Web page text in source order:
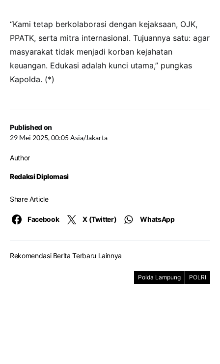
Published on
29 Mei 2025, 00:05 Asia/Jakarta
Author
Redaksi Diplomasi
Share Article
Facebook X (Twitter) WhatsApp
“Kami tetap berkolaborasi dengan kejaksaan, OJK,
PPATK, serta mitra internasional. Tujuannya satu: agar
masyarakat tidak menjadi korban kejahatan
keuangan. Edukasi adalah kunci utama,” pungkas
Kapolda. (*)
Rekomendasi Berita Terbaru Lainnya
Polda Lampung POLRI